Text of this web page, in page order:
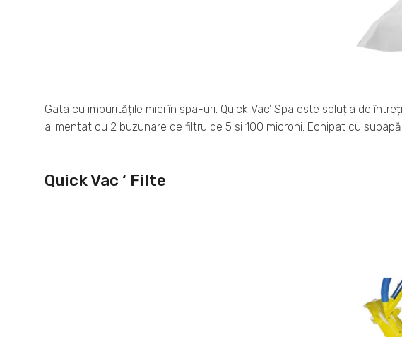
Gata cu impuritățile mici în spa-uri. Quick Vac’ Spa este soluția de
alimentat cu 2 buzunare de filtru de 5 si 100 microni. Echipat cu
Quick Vac ‘ Filte